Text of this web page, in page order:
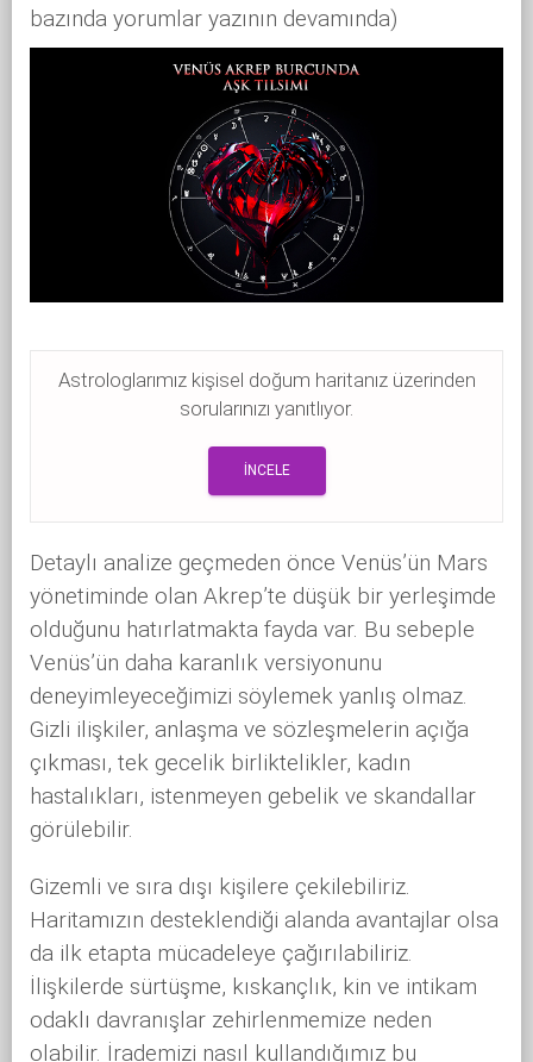
bazında yorumlar yazının devamında)
Astrologlarımız kişisel doğum haritanız üzerinden
sorularınızı yanıtlıyor.
İNCELE
Detaylı analize geçmeden önce Venüs’ün Mars
yönetiminde olan Akrep’te düşük bir yerleşimde
olduğunu hatırlatmakta fayda var. Bu sebeple
Venüs’ün daha karanlık versiyonunu
deneyimleyeceğimizi söylemek yanlış olmaz.
Gizli ilişkiler, anlaşma ve sözleşmelerin açığa
çıkması, tek gecelik birliktelikler, kadın
hastalıkları, istenmeyen gebelik ve skandallar
görülebilir.
Gizemli ve sıra dışı kişilere çekilebiliriz.
Haritamızın desteklendiği alanda avantajlar olsa
da ilk etapta mücadeleye çağırılabiliriz.
İlişkilerde sürtüşme, kıskançlık, kin ve intikam
odaklı davranışlar zehirlenmemize neden
olabilir. İrademizi nasıl kullandığımız bu